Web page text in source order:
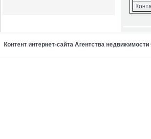
Контент интернет-сайта Агентства